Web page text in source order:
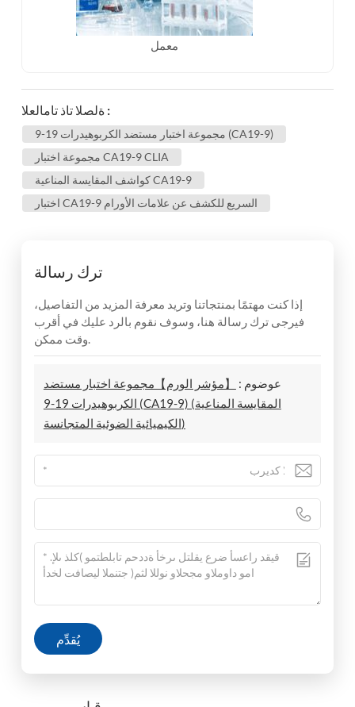
معمل
ةلصلا تاذ تامالعلا :
مجموعة اختبار مستضد الكربوهيدرات 19-9 (CA19-9)
مجموعة اختبار CA19-9 CLIA
كواشف المقايسة المناعية CA19-9
اختبار CA19-9 السريع للكشف عن علامات الأورام
ترك رسالة
إذا كنت مهتمًا بمنتجاتنا وتريد معرفة المزيد من التفاصيل،
فيرجى ترك رسالة هنا، وسوف نقوم بالرد عليك في أقرب
وقت ممكن.
عوضوم :
【مؤشر الورم】مجموعة اختبار مستضد
الكربوهيدرات 19-9 (CA19-9) (المقايسة المناعية
الكيميائية الضوئية المتجانسة)
يُقدِّم